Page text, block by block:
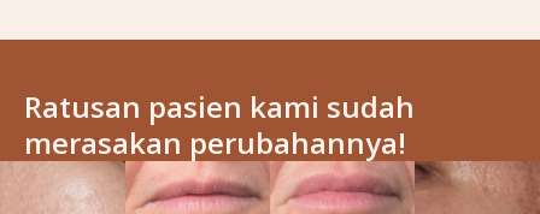
Ratusan pasien kami sudah
merasakan perubahannya!